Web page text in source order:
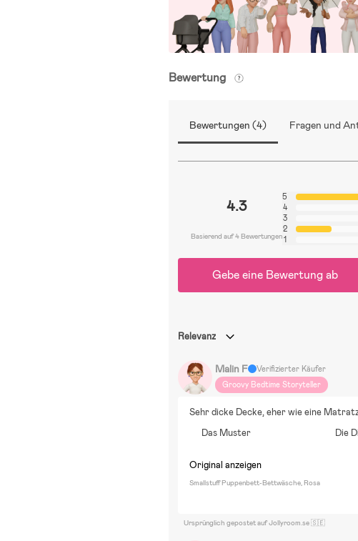
Bewertung
Bewertungen (4) Fragen und
4.3
Basierend auf 4 Bewertungen
5
4
3
2
1
Gebe eine Bewertung ab
Relevanz
Malin F
Verifizierter Käufer
Groovy Bedtime Storyteller
Sehr dicke Decke, eher wie eine
Das Muster
Die
Original anzeigen
Smallstuff Puppenbett-Bettwäsche, Rosa
Ursprünglich gepostet auf Jollyroom.se 🇸🇪